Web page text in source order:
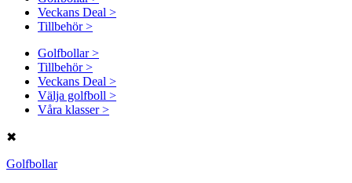
Veckans Deal >
Tillbehör >
Golfbollar >
Tillbehör >
Veckans Deal >
Välja golfboll >
Våra klasser >
✖
Golfbollar